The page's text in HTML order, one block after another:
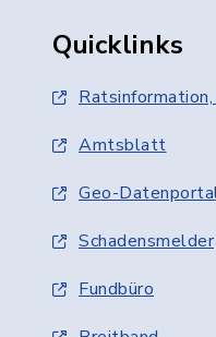
Quicklinks
Amtsblatt
Geo-
Schadensmelder
Fundbüro